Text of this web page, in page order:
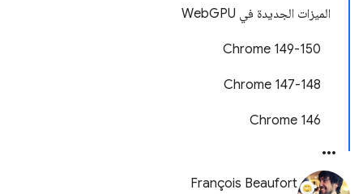
الميزات الجديدة في WebGPU
Chrome 149-150
Chrome 147-148
Chrome 146
François Beaufort